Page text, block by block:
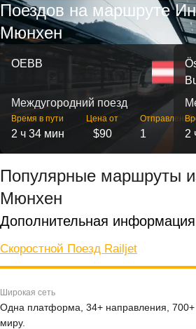
Поездов на маршруте
Мюнхен
OEBB
Междугородний поезд
Время в пути
2 ч 34 мин
Цена от
$90
Отправлений
1 2
Популярные маршруты
Мюнхен
Дополнительная информация
Скоростной Поезд Railjet
Широкая сеть
Одна платформа, 34+ направления,
миру.